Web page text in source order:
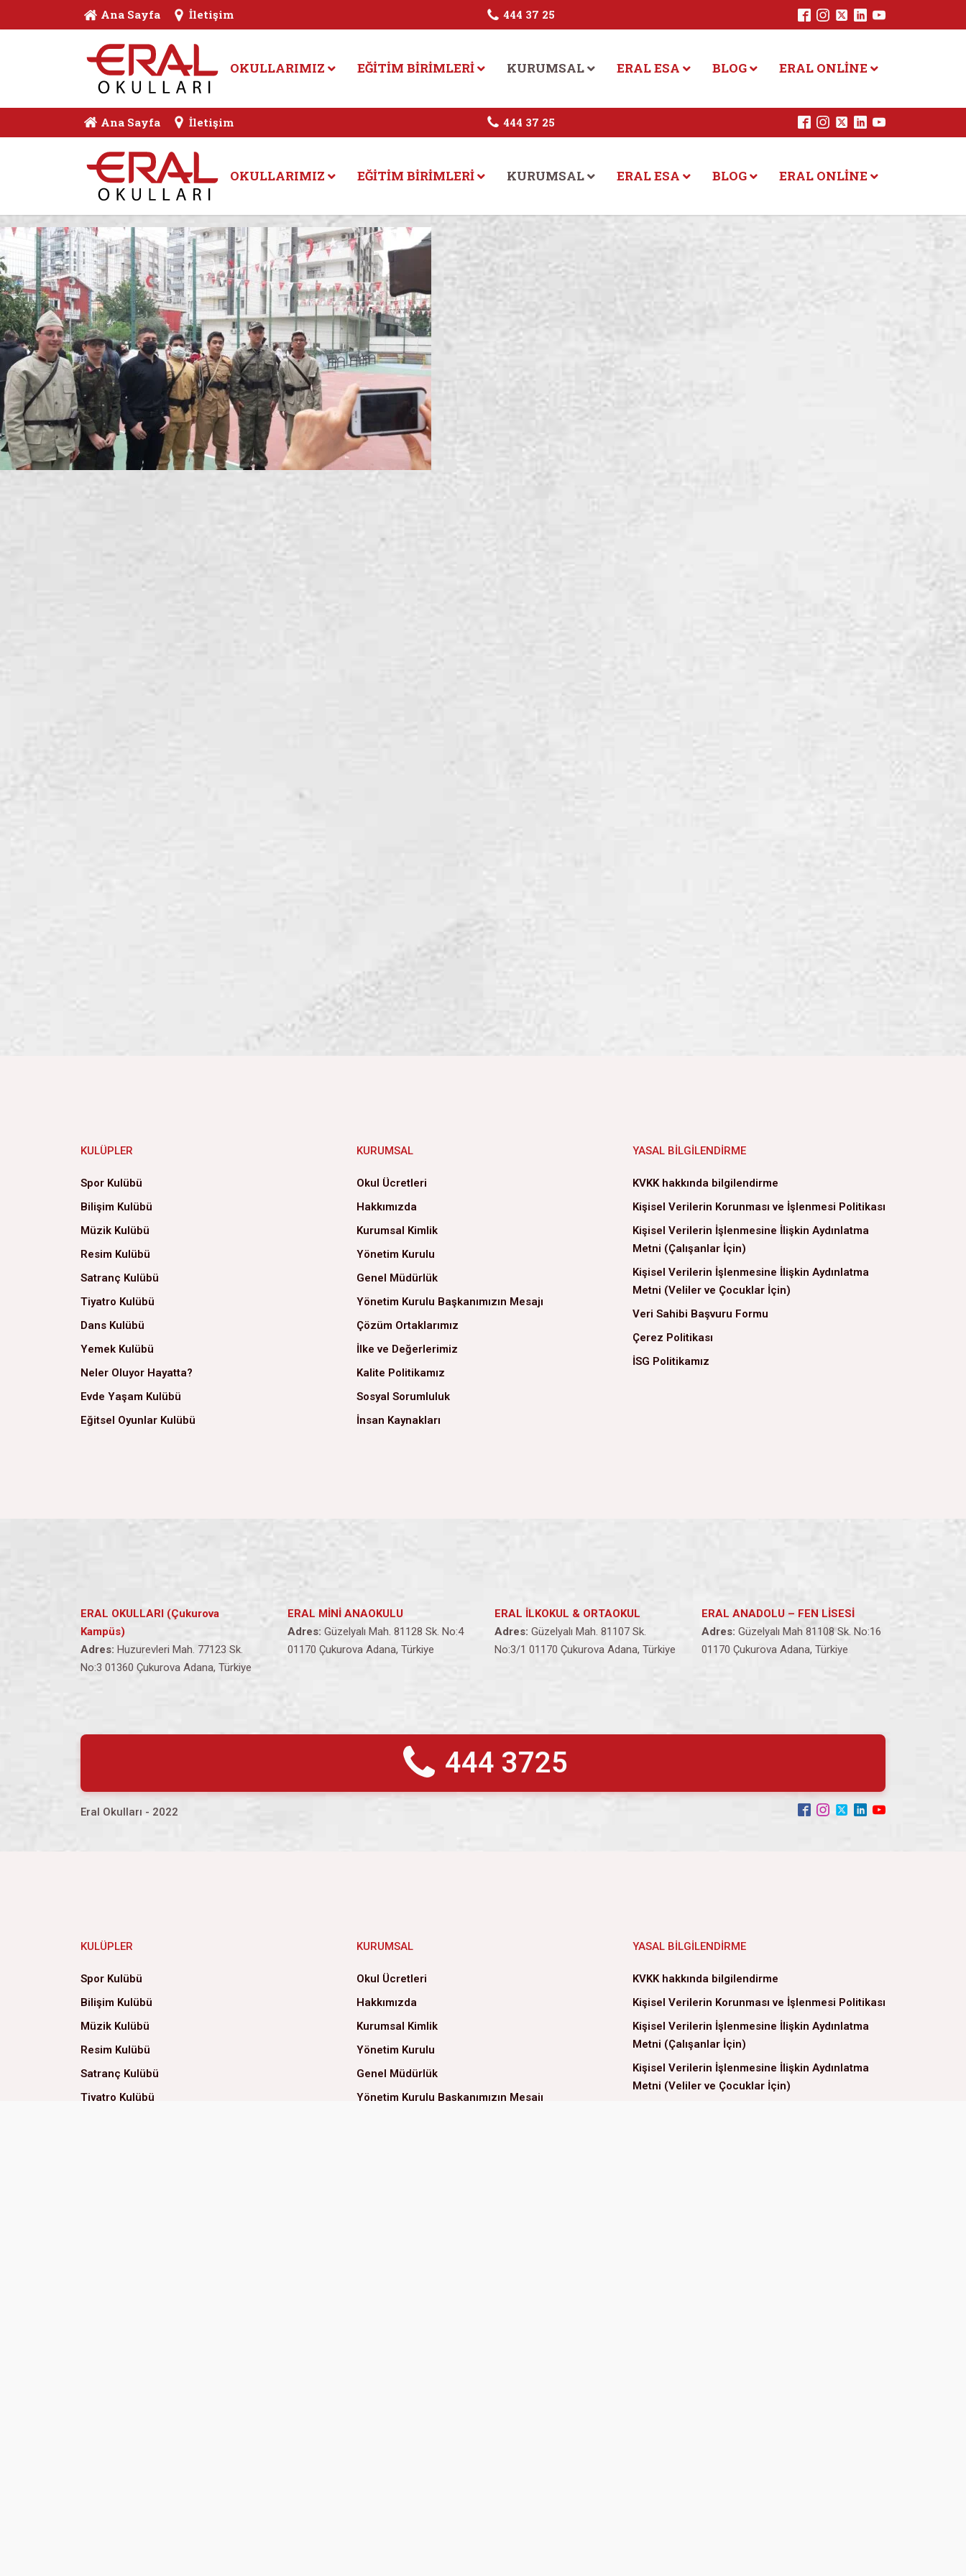
Ana Sayfa İletişim 444 37 25
OKULLARIMIZ EĞITIM BIRIMLERI KURUMSAL ERAL ESA BLOG ERAL ONLINE
Ana Sayfa İletişim 444 37 25
OKULLARIMIZ EĞITIM BIRIMLERI KURUMSAL ERAL ESA BLOG ERAL ONLINE
KULÜPLER
Spor Kulübü
Bilişim Kulübü
Müzik Kulübü
Resim Kulübü
Satranç Kulübü
Tiyatro Kulübü
Dans Kulübü
Yemek Kulübü
Neler Oluyor Hayatta?
Evde Yaşam Kulübü
Eğitsel Oyunlar Kulübü
KURUMSAL
Okul Ücretleri
Hakkımızda
Kurumsal Kimlik
Yönetim Kurulu
Genel Müdürlük
Yönetim Kurulu Başkanımızın Mesajı
Çözüm Ortaklarımız
İlke ve Değerlerimiz
Kalite Politikamız
Sosyal Sorumluluk
İnsan Kaynakları
YASAL BILGILENDIRME
KVKK hakkında bilgilendirme
Kişisel Verilerin Korunması ve İşlenmesi Politikası
Kişisel Verilerin İşlenmesine İlişkin Aydınlatma
Metni (Çalışanlar İçin)
Kişisel Verilerin İşlenmesine İlişkin Aydınlatma
Metni (Veliler ve Çocuklar İçin)
Veri Sahibi Başvuru Formu
Çerez Politikası
İSG Politikamız
ERAL OKULLARI (Çukurova
Kampüs)
Adres: Huzurevleri Mah. 77123 Sk.
No:3 01360 Çukurova Adana, Türkiye
ERAL MİNİ ANAOKULU
Adres: Güzelyalı Mah. 81128 Sk. No:4
01170 Çukurova Adana, Türkiye
ERAL İLKOKUL & ORTAOKUL
Adres: Güzelyalı Mah. 81107 Sk.
No:3/1 01170 Çukurova Adana, Türkiye
ERAL ANADOLU – FEN LİSESİ
Adres: Güzelyalı Mah 81108 Sk. No:16
01170 Çukurova Adana, Türkiye
444 3725
Eral Okulları - 2022
KULÜPLER
Spor Kulübü
Bilişim Kulübü
Müzik Kulübü
Resim Kulübü
Satranç Kulübü
Tiyatro Kulübü
KURUMSAL
Okul Ücretleri
Hakkımızda
Kurumsal Kimlik
Yönetim Kurulu
Genel Müdürlük
Yönetim Kurulu Başkanımızın Mesajı
YASAL BILGILENDIRME
KVKK hakkında bilgilendirme
Kişisel Verilerin Korunması ve İşlenmesi Politikası
Kişisel Verilerin İşlenmesine İlişkin Aydınlatma
Metni (Çalışanlar İçin)
Kişisel Verilerin İşlenmesine İlişkin Aydınlatma
Metni (Veliler ve Çocuklar İçin)